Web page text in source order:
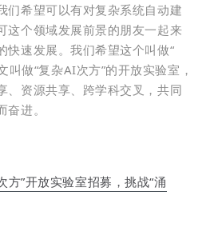
们希望可以有对复杂系统自动建
这个领域发展前景的朋友一起来
快速发展。我们希望这个叫做“
叫做“复杂AI次方”的开放实验室，
、资源共享、跨学科交叉，共同
进。
方”开放实验室招募，挑战“涌